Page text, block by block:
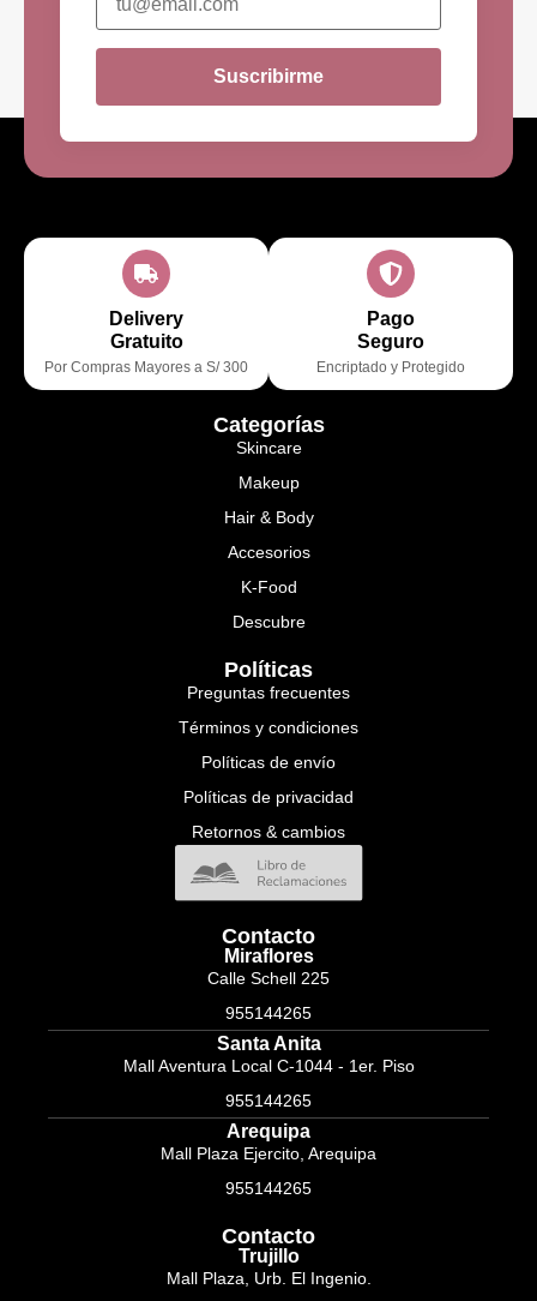
Suscribirme
Delivery
Gratuito
Por Compras Mayores a S/ 300
Pago
Seguro
Encriptado y Protegido
Categorías
Skincare
Makeup
Hair & Body
Accesorios
K-Food
Descubre
Políticas
Preguntas frecuentes
Términos y condiciones
Políticas de envío
Políticas de privacidad
Retornos & cambios
Contacto
Miraflores
Calle Schell 225
955144265
Santa Anita
Mall Aventura Local C-1044 - 1er. Piso
955144265
Arequipa
Mall Plaza Ejercito, Arequipa
955144265
Contacto
Trujillo
Mall Plaza, Urb. El Ingenio.